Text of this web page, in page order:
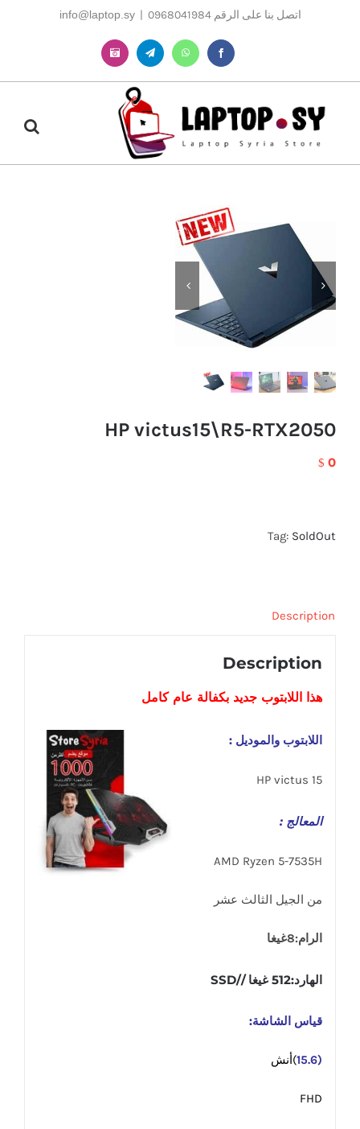
اتصل بنا على الرقم 0968041984 |
info@laptop.sy
Facebook
WhatsApp
Telegram
Instagram
HP victus15\R5-RTX2050
$ 0
Tag: SoldOut
Description
Description
هذا اللابتوب جديد بكفالة عام كامل
اللابتوب والموديل :
HP victus 15
المعالج :
AMD Ryzen 5-7535H
من الجيل الثالث عشر
الرام:8غيغا
الهارد:512 غيغا //SSD
قياس الشاشة:
(15.6 )أنش
FHD